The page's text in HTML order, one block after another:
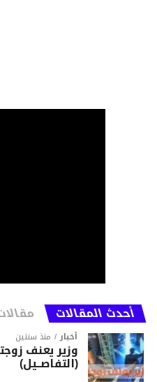
أحدث المقالات
أخبار منذ سنتين
وزير يعنف
(التفاصــيل)